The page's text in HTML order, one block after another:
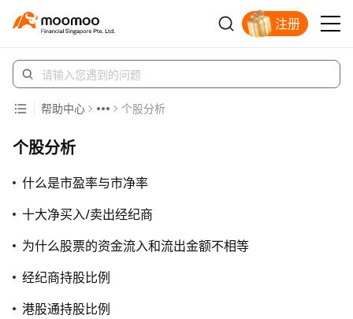
注册
帮助中心 个股分析
个股分析
什么是市盈率与市净率
十大净买入/卖出经纪商
为什么股票的资金流入和流出金额不相等
经纪商持股比例
港股通持股比例